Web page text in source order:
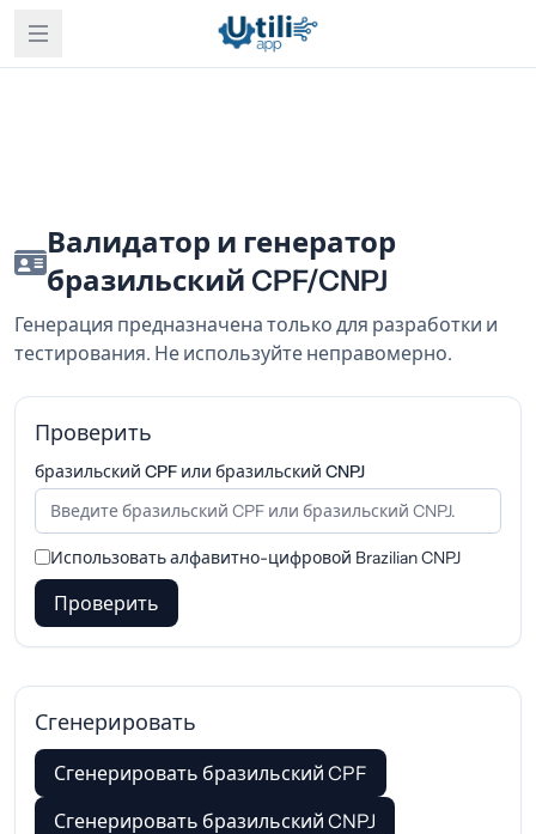
Валидатор и генератор
бразильский CPF/CNPJ
Генерация предназначена только для разработки и
тестирования. Не используйте неправомерно.
Проверить
бразильский CPF или бразильский CNPJ
Использовать алфавитно-цифровой Brazilian CNPJ
Проверить
Сгенерировать
Сгенерировать бразильский CPF
Сгенерировать бразильский CNPJ